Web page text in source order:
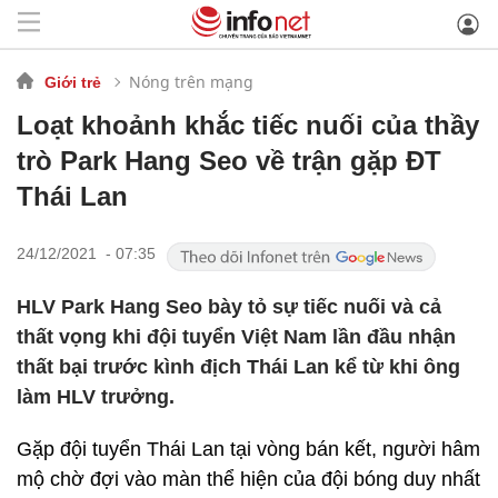
Giới trẻ Nóng trên mạng
Loạt khoảnh khắc tiếc nuối của thầy
trò Park Hang Seo về trận gặp ĐT
Thái Lan
24/12/2021 - 07:35
HLV Park Hang Seo bày tỏ sự tiếc nuối và cả
thất vọng khi đội tuyển Việt Nam lần đầu nhận
thất bại trước kình địch Thái Lan kể từ khi ông
làm HLV trưởng.
Gặp đội tuyển Thái Lan tại vòng bán kết, người hâm
mộ chờ đợi vào màn thể hiện của đội bóng duy nhất